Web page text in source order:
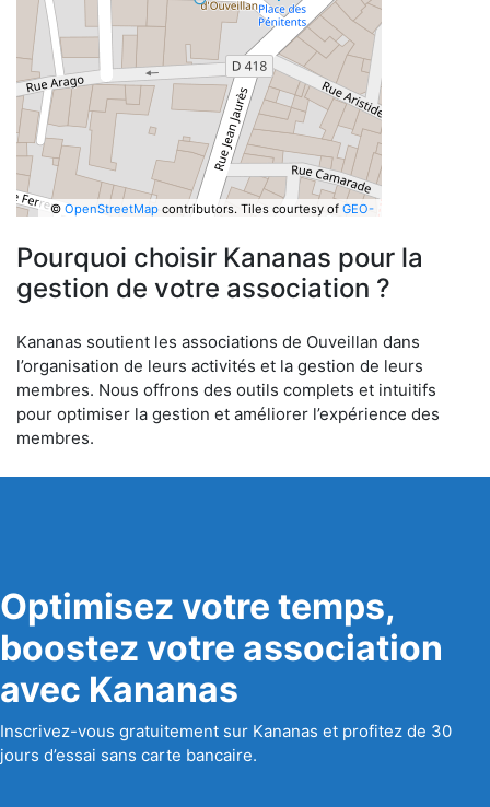
© OpenStreetMapcontributors. Tiles courtesy of GEO-
Pourquoi choisir Kananas pour la
gestion de votre association ?
Kananas soutient les associations de Ouveillan dans
l’organisation de leurs activités et la gestion de leurs
membres. Nous offrons des outils complets et intuitifs
pour optimiser la gestion et améliorer l’expérience des
membres.
Optimisez votre temps,
boostez votre association
avec Kananas
Inscrivez-vous gratuitement sur Kananas et profitez de 30
jours d’essai sans carte bancaire.